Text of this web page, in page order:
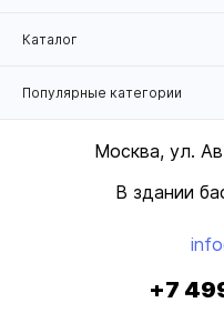
Каталог
Популярные категории
Москва, ул.
В здании
+7